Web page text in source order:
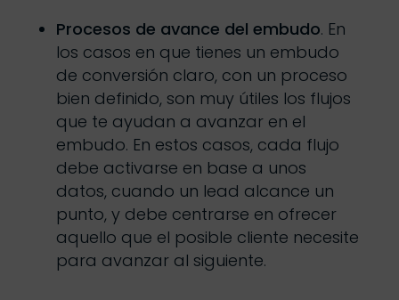
Procesos de avance del embudo. En
los casos en que tienes un embudo
de conversión claro, con un proceso
bien definido, son muy útiles los flujos
que te ayudan a avanzar en el
embudo. En estos casos, cada flujo
debe activarse en base a unos
datos, cuando un lead alcance un
punto, y debe centrarse en ofrecer
aquello que el posible cliente necesite
para avanzar al siguiente.